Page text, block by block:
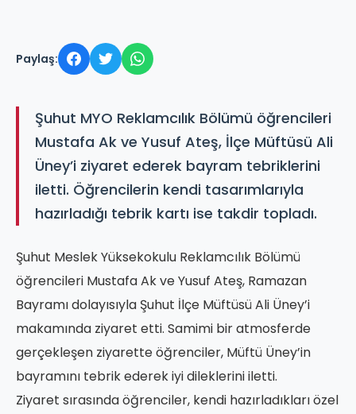
Paylaş:
Şuhut MYO Reklamcılık Bölümü öğrencileri
Mustafa Ak ve Yusuf Ateş, İlçe Müftüsü Ali
Üney’i ziyaret ederek bayram tebriklerini
iletti. Öğrencilerin kendi tasarımlarıyla
hazırladığı tebrik kartı ise takdir topladı.
Şuhut Meslek Yüksekokulu Reklamcılık Bölümü
öğrencileri Mustafa Ak ve Yusuf Ateş, Ramazan
Bayramı dolayısıyla Şuhut İlçe Müftüsü Ali Üney’i
makamında ziyaret etti. Samimi bir atmosferde
gerçekleşen ziyarette öğrenciler, Müftü Üney’in
bayramını tebrik ederek iyi dileklerini iletti.
Ziyaret sırasında öğrenciler, kendi hazırladıkları özel